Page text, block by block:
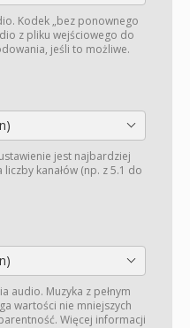
Kodek „bez ponownego
z pliku wejściowego do
jeśli to możliwe.
jest najbardziej
kanałów (np. z 5.1 do
audio. Muzyka z pełnym
wartości nie mniejszych
Więcej informacji